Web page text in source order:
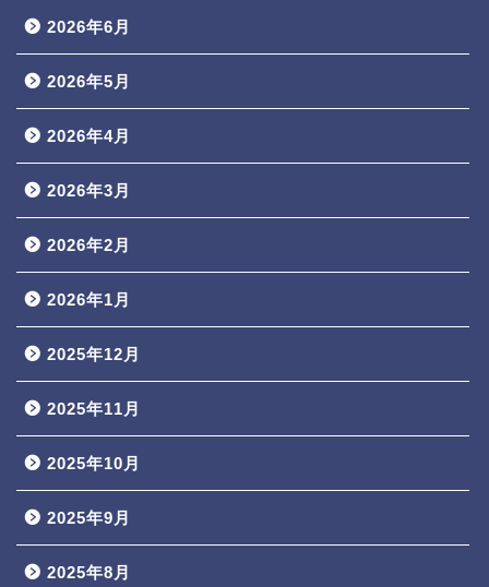
2026年6月
2026年5月
2026年4月
2026年3月
2026年2月
2026年1月
2025年12月
2025年11月
2025年10月
2025年9月
2025年8月